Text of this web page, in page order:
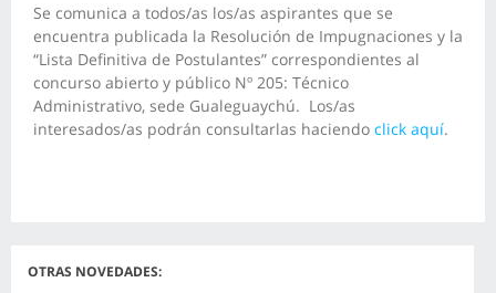
Se comunica a todos/as los/as aspirantes que se
encuentra publicada la Resolución de Impugnaciones y la
“Lista Definitiva de Postulantes” correspondientes al
concurso abierto y público Nº 205: Técnico
Administrativo, sede Gualeguaychú. Los/as
interesados/as podrán consultarlas haciendo click aquí.
OTRAS NOVEDADES: